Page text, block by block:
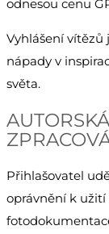
odnesou cenu
Vyhlášení vítězů
nápady v
světa.
Přihlašovatel
oprávnění k